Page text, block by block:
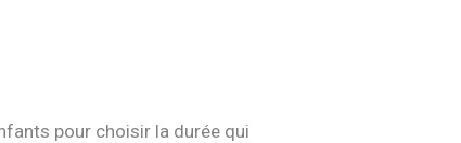
pour choisir la durée qui